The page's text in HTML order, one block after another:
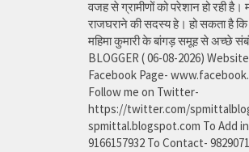
वजह से ग्रामीणों को परेशान हो रही है।
राजघराने की सदस्य हे। हो सकता है
महिमा कुमारी के बांगड़ समूह से अच्छे
BLOGGER ( 06-08-2026)
Facebook Page-
Follow me on Twitter-
https://twitter.com/
spmittal.blogspot.com To Add
9166157932 To Contact-